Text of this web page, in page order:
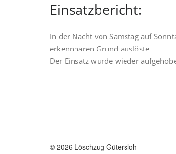
Einsatzbericht:
In der Nacht von Samstag auf
erkennbaren Grund auslöste.
Der Einsatz wurde wieder
© 2026 Löschzug Gütersloh